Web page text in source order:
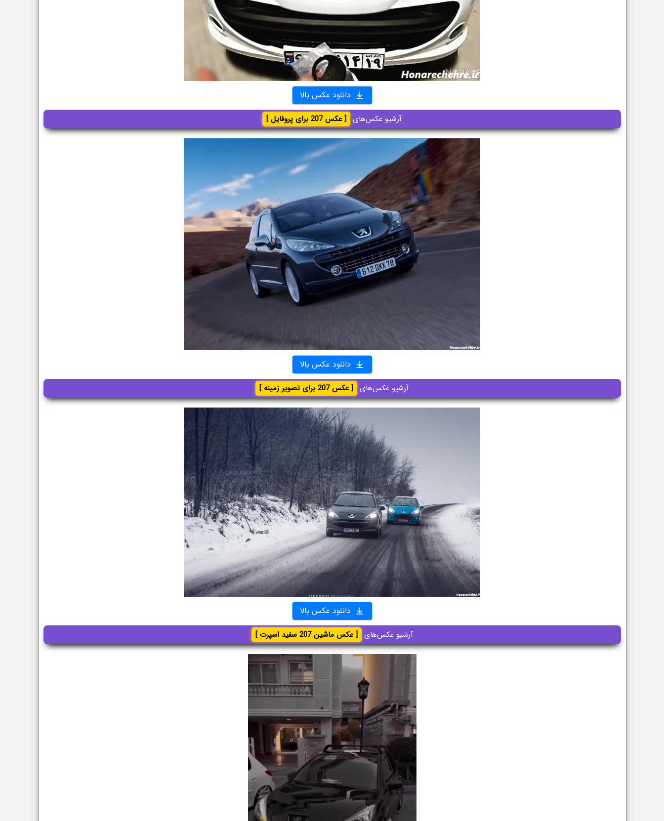
دانلود عکس بالا
آرشیو عکس‌های [ عکس 207 برای پروفایل ]
دانلود عکس بالا
آرشیو عکس‌های [ عکس 207 برای تصویر زمینه ]
دانلود عکس بالا
آرشیو عکس‌های [ عکس ماشین 207 سفید اسپرت ]